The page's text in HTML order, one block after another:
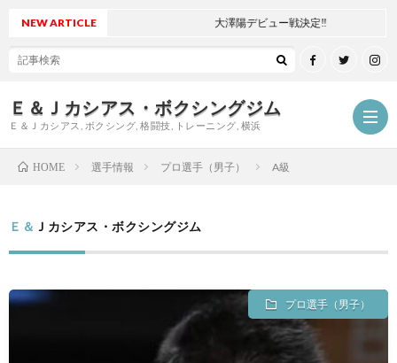
Ｅ＆Ｊカシアス・ボクシングジム
Ｅ＆Ｊカシアス, ボクシング, 格闘技, トレーニング, 横浜
NEW ARTICLE 大澤陽デビュー戦決定‼
HOME 選手情報 プロ選手（男子） A級
Ｅ＆Ｊカシアス・ボクシングジム
プロ選手（男子）